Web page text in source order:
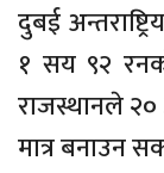
दुबई
१ सय ९२
राजस्थानले
मात्र बनाउन